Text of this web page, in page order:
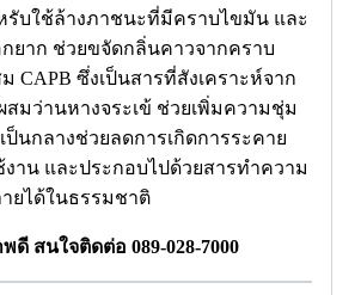
รับใช้ล้างภาชนะที่มีคราบไขมัน และ
ยาก ช่วยขจัดกลิ่นคาวจากคราบ
CAPB ซึ่งเป็นสารที่สังเคราะห์จาก
มว่านหางจระเข้ ช่วยเพิ่มความชุ่ม
ป็นกลางช่วยลดการเกิดการระคาย
งาน และประกอบไปด้วยสารทำความ
ยได้ในธรรมชาติ
สนใจติดต่อ 089-028-7000